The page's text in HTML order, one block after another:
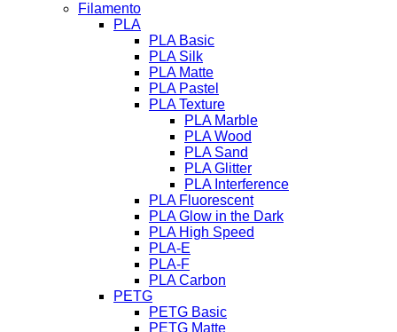
Filamento
PLA
PLA Basic
PLA Silk
PLA Matte
PLA Pastel
PLA Texture
PLA Marble
PLA Wood
PLA Sand
PLA Glitter
PLA Interference
PLA Fluorescent
PLA Glow in the Dark
PLA High Speed
PLA-E
PLA-F
PLA Carbon
PETG
PETG Basic
PETG Matte